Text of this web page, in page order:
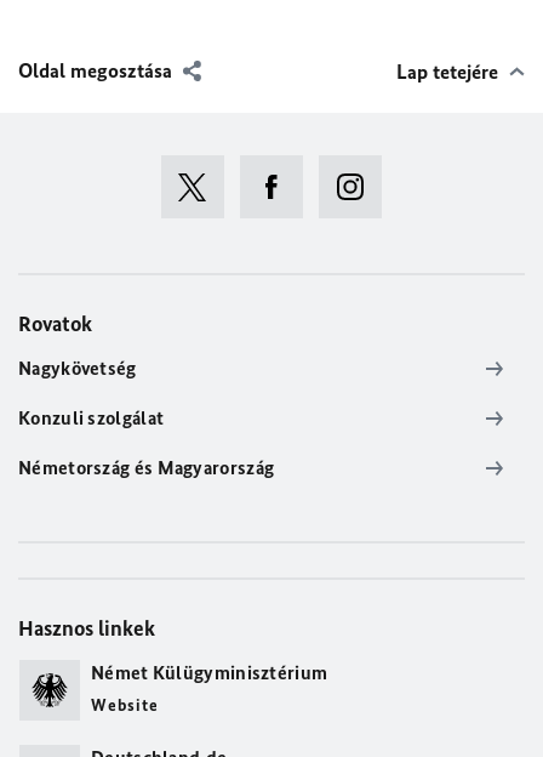
Oldal megosztása Lap tetejére
Rovatok
Nagykövetség
Konzuli szolgálat
Németország és Magyarország
Hasznos linkek
Német Külügyminisztérium
Website